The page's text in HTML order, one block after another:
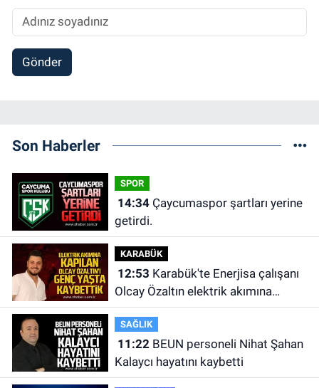
Gönder
Son Haberler
SPOR
14:34Çaycumaspor şartları yerine
getirdi.
KARABÜK
12:53
Olcay Özaltın elektrik akımına
kapılarak hayatını kaybetti.
SAĞLIK
11:22BEUN personeli Nihat Şahan
Kalaycı hayatını kaybetti